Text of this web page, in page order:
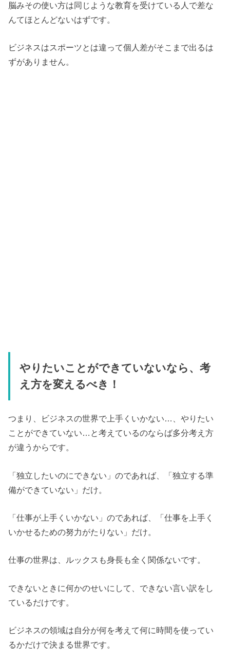
脳みその使い方は同じような教育を受けている人で差な
んてほとんどないはずです。
ビジネスはスポーツとは違って個人差がそこまで出るは
ずがありません。
やりたいことができていないなら、考
え方を変えるべき！
つまり、ビジネスの世界で上手くいかない…、やりたい
ことができていない…と考えているのならば多分考え方
が違うからです。
「独立したいのにできない」のであれば、「独立する準
備ができていない」だけ。
「仕事が上手くいかない」のであれば、「仕事を上手く
いかせるための努力がたりない」だけ。
仕事の世界は、ルックスも身長も全く関係ないです。
できないときに何かのせいにして、できない言い訳をし
ているだけです。
ビジネスの領域は自分が何を考えて何に時間を使ってい
るかだけで決まる世界です。